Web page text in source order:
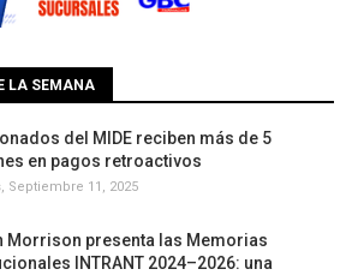
LA SEMANA
del MIDE reciben más de 5
en pagos retroactivos
Septiembre 11, 2025
Morrison presenta las Memorias
INTRANT 2024–2026: una